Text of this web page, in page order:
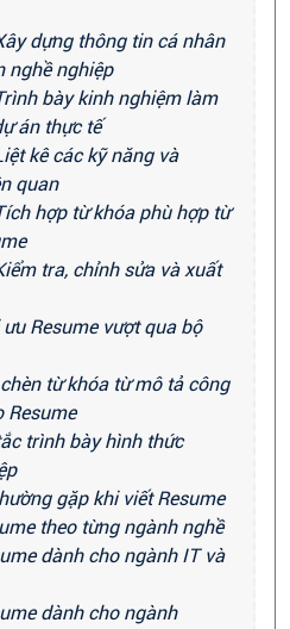
dựng thông tin cá nhân
nghề nghiệp
bày kinh nghiệm làm
án thực tế
kê các kỹ năng và
quan
hợp từ khóa phù hợp từ
tra, chỉnh sửa và xuất
Resume vượt qua bộ
từ khóa từ mô tả công
Resume
trình bày hình thức
gặp khi viết Resume
theo từng ngành nghề
dành cho ngành IT và
dành cho ngành